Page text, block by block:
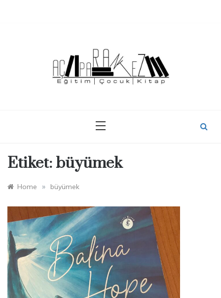
Etiket: büyümek
Home » büyümek